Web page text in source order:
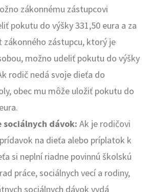
zákonnému zástupcovi
pokutu do výšky 331,50 eura a za
zákonného zástupcu, ktorý je
možno udeliť pokutu do výšky
rodič nedá svoje dieťa do
obec mu môže uložiť pokutu do
sociálnych dávok: Ak je rodičovi
na dieťa alebo príplatok k
si neplní riadne povinnú školskú
práce, sociálnych vecí a rodiny,
sociálnych dávok vydá